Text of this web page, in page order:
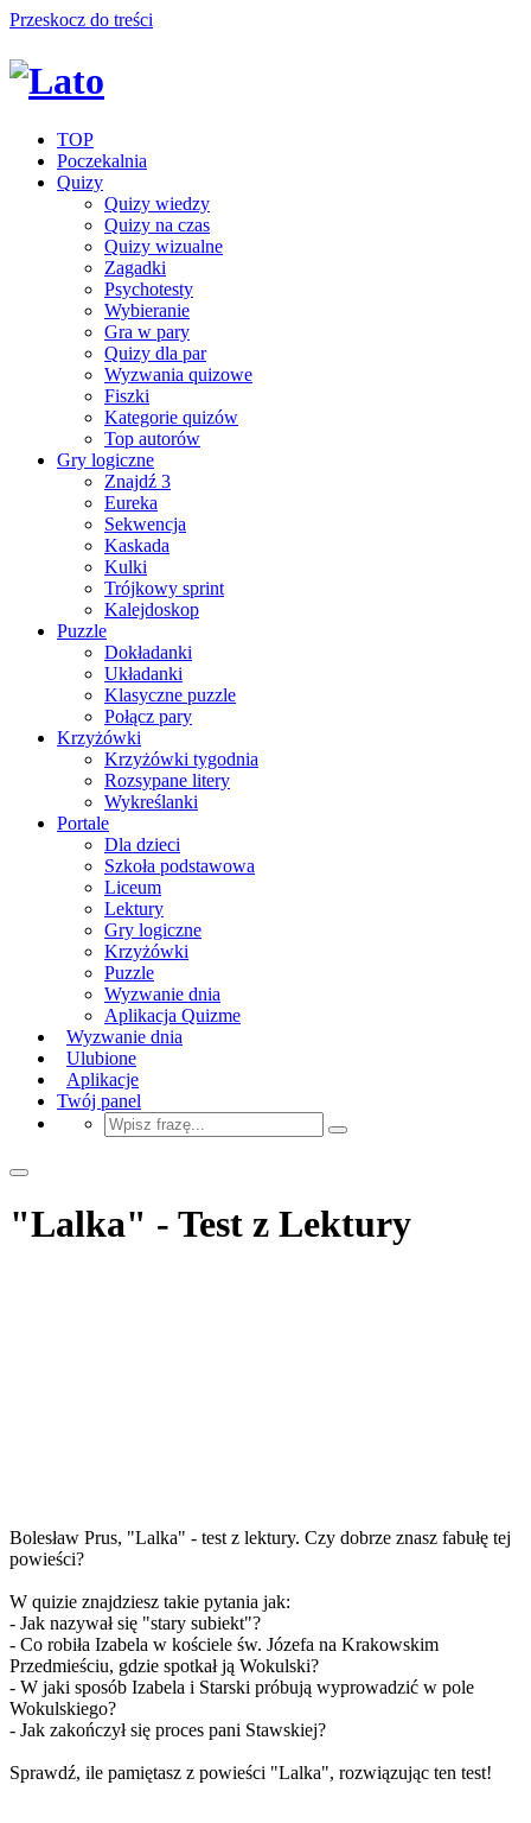
Przeskocz do treści
TOP
Poczekalnia
Quizy
Quizy wiedzy
Quizy na czas
Quizy wizualne
Zagadki
Psychotesty
Wybieranie
Gra w pary
Quizy dla par
Wyzwania quizowe
Fiszki
Kategorie quizów
Top autorów
Gry logiczne
Znajdź 3
Eureka
Sekwencja
Kaskada
Kulki
Trójkowy sprint
Kalejdoskop
Puzzle
Dokładanki
Układanki
Klasyczne puzzle
Połącz pary
Krzyżówki
Krzyżówki tygodnia
Rozsypane litery
Wykreślanki
Portale
Dla dzieci
Szkoła podstawowa
Liceum
Lektury
Gry logiczne
Krzyżówki
Puzzle
Wyzwanie dnia
Aplikacja Quizme
Wyzwanie dnia
Ulubione
Aplikacje
Twój panel
"Lalka" - Test z Lektury
Bolesław Prus, "Lalka" - test z lektury. Czy dobrze znasz fabułę tej
powieści?
W quizie znajdziesz takie pytania jak:
- Jak nazywał się "stary subiekt"?
- Co robiła Izabela w kościele św. Józefa na Krakowskim
Przedmieściu, gdzie spotkał ją Wokulski?
- W jaki sposób Izabela i Starski próbują wyprowadzić w pole
Wokulskiego?
- Jak zakończył się proces pani Stawskiej?
Sprawdź, ile pamiętasz z powieści "Lalka", rozwiązując ten test!